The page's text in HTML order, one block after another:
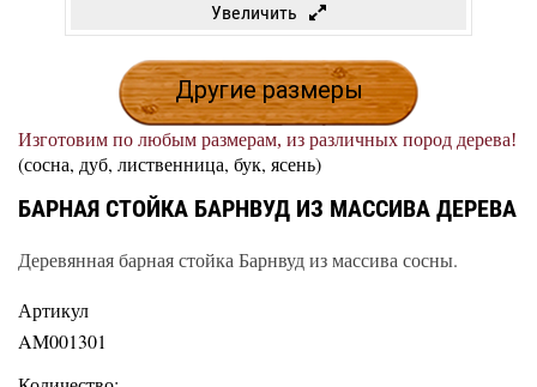
Увеличить
Другие размеры
Изготовим по любым размерам, из различных пород дерева!
(сосна, дуб, лиственница, бук, ясень)
БАРНАЯ СТОЙКА БАРНВУД ИЗ МАССИВА ДЕРЕВА
Деревянная барная стойка Барнвуд из массива сосны.
Артикул
AM001301